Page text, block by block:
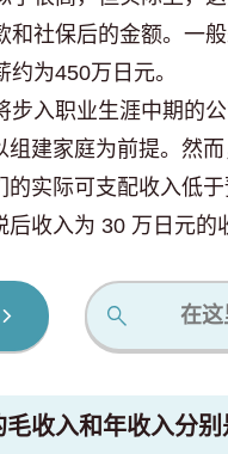
和社保后的金额。一
为450万日元。
步入职业生涯中期的
建家庭为前提。然
实际可支配收入低于
收入为 30 万日元的
在这
收入和年收入分别